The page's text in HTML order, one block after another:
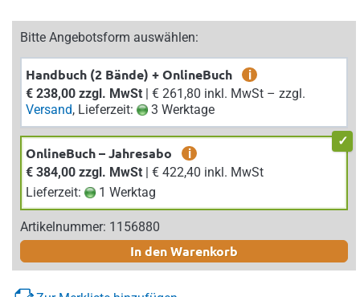
Bitte Angebotsform auswählen:
Handbuch (2 Bände) + OnlineBuch
i
€ 238,00 zzgl. MwSt
| € 261,80 inkl. MwSt – zzgl.
Versand, Lieferzeit: 3 Werktage
OnlineBuch – Jahresabo
i
€ 384,00 zzgl. MwSt
| € 422,40 inkl. MwSt
Lieferzeit:
1 Werktag
Artikelnummer: 1156880
In den Warenkorb